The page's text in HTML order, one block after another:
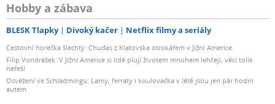
Hobby a zábava
BLESK Tlapky Divoký kačer Netflix filmy a seriály
Cestovní horečka šlechty: Chuďas z Klatovska otrokářem v Jižní Americe
Filip Vondrášek: V Jižní Americe si lidé plují životem mnohem lehčeji, věci tolik
neřeší
Osvěžení ve Schladmingu: Lamy, ferraty i koulovačka v létě jsou jen pár hodin
autem